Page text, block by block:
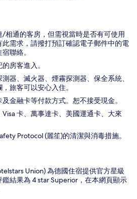
/相通的客房，但需視當時是否有可使用
此需求，請撥打預訂確認電子郵件中的電
聯絡。
房客進入。
器、滅火器、煙霧探測器、保全系統、
旅客可以安心入住。
金融卡等付款方式。恕不接受現金。
卡、萬事達卡、美國運通卡、大來
Protocol (麗笙)的清潔與消毒措施。
Union) 為德國住宿提供官方星級
結果為 4 star Superior，在本網頁顯示